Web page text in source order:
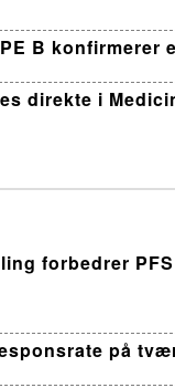
B konfirmerer
direkte i
forbedrer
på